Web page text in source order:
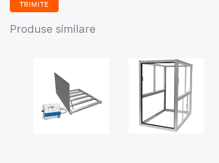
Produse similare